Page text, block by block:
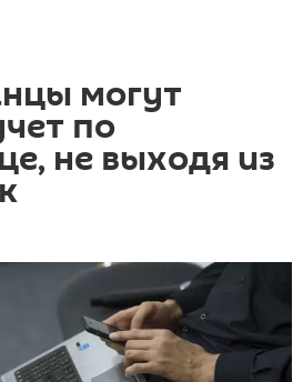
могут
по
не выходя из